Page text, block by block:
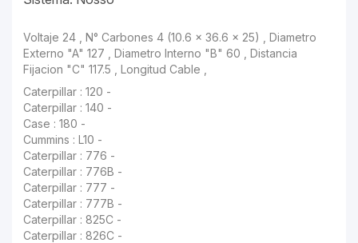
Voltaje 24 , N° Carbones 4 (10.6 x 36.6 x 25) , Diametro Externo "A" 127 , Diametro Interno "B" 60 ,
Caterpillar : 140 -
Case : 180 -
Cummins : L10 -
Caterpillar : 776 -
Caterpillar : 776B -
Caterpillar : 777 -
Caterpillar : 777B -
Caterpillar : 825C -
Caterpillar : 826C -